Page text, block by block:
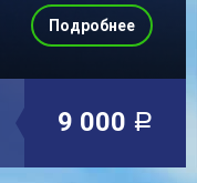
9 000 a
Подробнее